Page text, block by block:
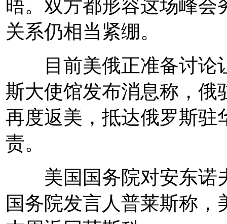
晤。双方都形容这场峰会
关系仍相当紧绷。
目前美俄正准备讨论
斯大使馆发布消息称，俄
再度返美，抵达俄罗斯驻
责。
美国国务院对安东诺
国务院发言人普莱斯称